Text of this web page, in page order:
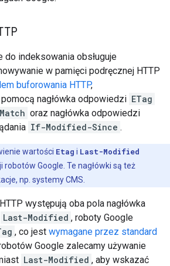
do indeksowania obsługuje
w pamięci podręcznej HTTP
buforowania HTTP,
nagłówka odpowiedzi ETag
oraz nagłówka odpowiedzi
If-Modified-Since .
wartości Etag i Last-Modified
Google. Te nagłówki są też
np. systemy CMS.
występują oba pola nagłówka
Last-Modified , roboty Google
, co jest wymagane przez standard
Google zalecamy używanie
Last-Modified , aby wskazać